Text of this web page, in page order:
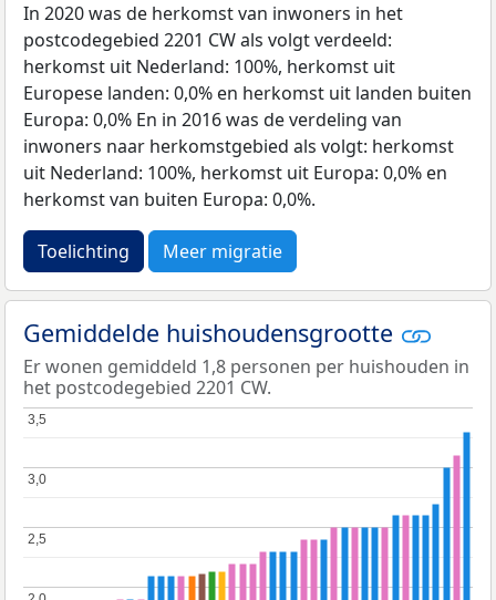
In 2020 was de herkomst van inwoners in het
postcodegebied 2201 CW als volgt verdeeld:
herkomst uit Nederland: 100%, herkomst uit
Europese landen: 0,0% en herkomst uit landen buiten
Europa: 0,0% En in 2016 was de verdeling van
inwoners naar herkomstgebied als volgt: herkomst
uit Nederland: 100%, herkomst uit Europa: 0,0% en
herkomst van buiten Europa: 0,0%.
Toelichting Meer migratie
Gemiddelde huishoudensgrootte
Er wonen gemiddeld 1,8 personen per huishouden in
het postcodegebied 2201 CW.
2,5
2,5
3,0
3,0
3,5
3,5